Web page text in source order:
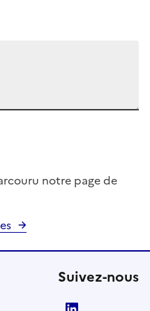
notre page de
Suivez-nous